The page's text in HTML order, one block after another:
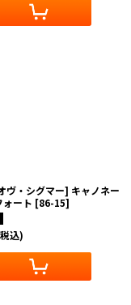
ヴ・シグマー] キャノネー
ォート [86-15]
込)